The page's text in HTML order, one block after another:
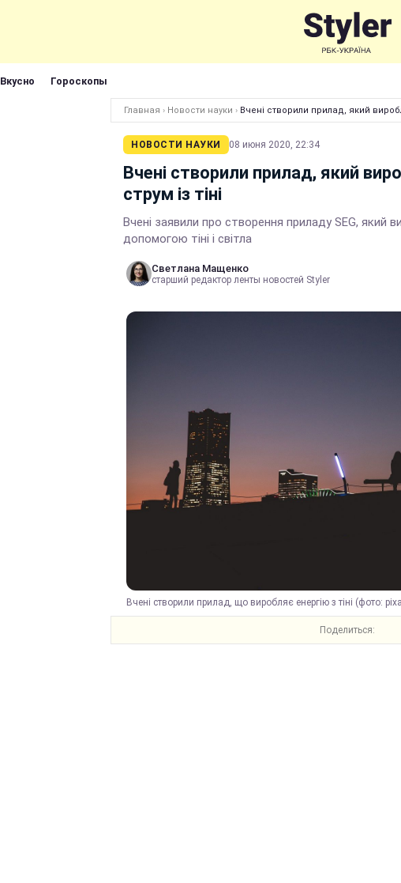
Вкусно Гороскопы
Главная › Новости науки › Вчені створили прилад, який
НОВОСТИ НАУКИ 08 июня 2020, 22:34
Вчені створили прилад, який
струм із тіні
Вчені заявили про створення приладу SEG, який
допомогою тіні і світла
Светлана Мащенко
старший редактор ленты новостей Styler
Вчені створили прилад, що виробляє енергію з тіні (фото:
Поделиться: